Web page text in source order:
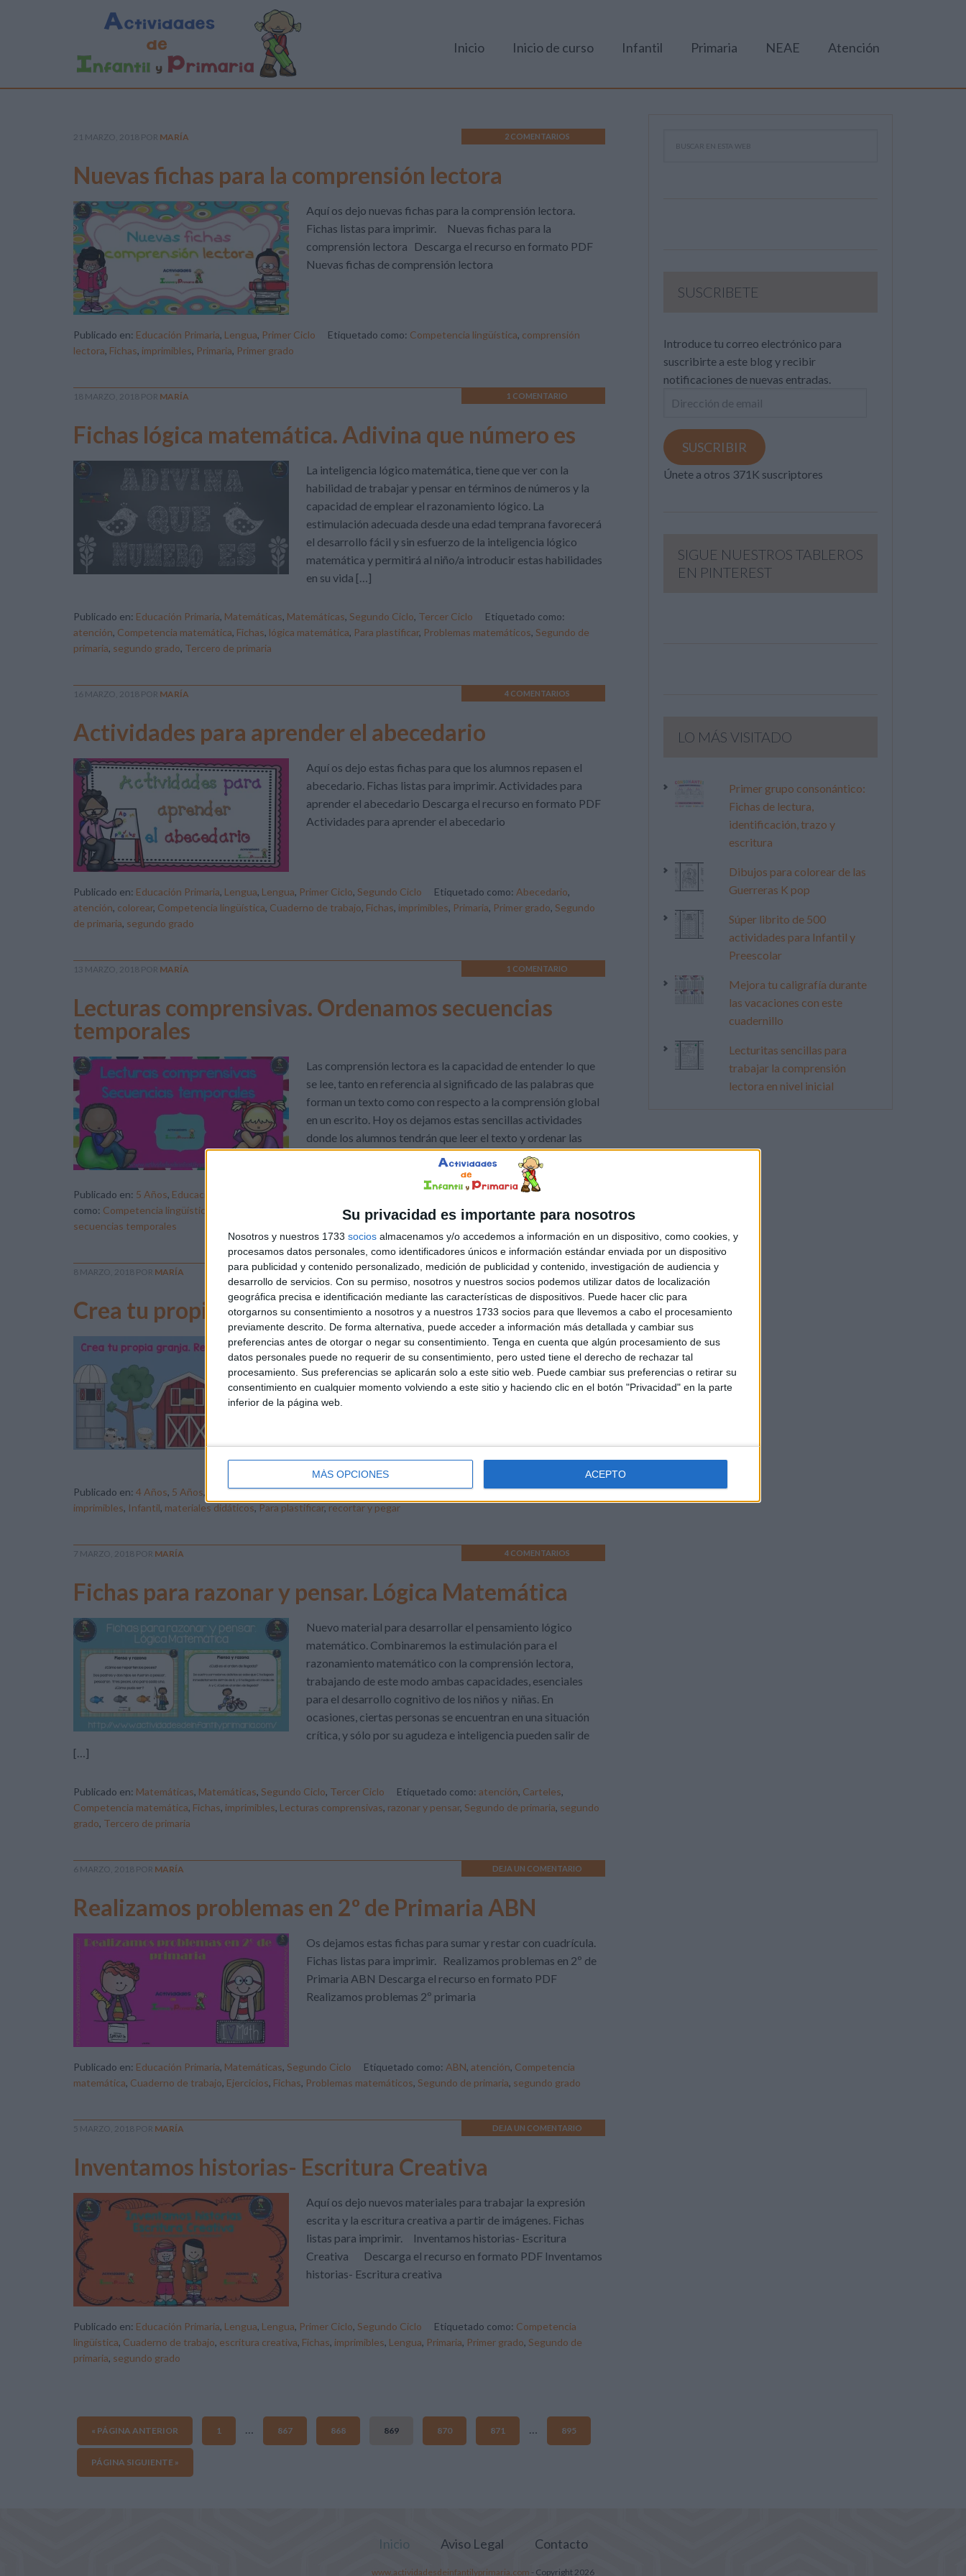
Su privacidad es importante para nosotros
Nosotros y nuestros 1733 socios almacenamos y/o accedemos a información en un dispositivo, como cookies, y
procesamos datos personales, como identificadores únicos e información estándar enviada por un dispositivo
para publicidad y contenido personalizado, medición de publicidad y contenido, investigación de audiencia y
desarrollo de servicios. Con su permiso, nosotros y nuestros socios podemos utilizar datos de localización
geográfica precisa e identificación mediante las características de dispositivos. Puede hacer clic para
otorgarnos su consentimiento a nosotros y a nuestros 1733 socios para que llevemos a cabo el procesamiento
previamente descrito. De forma alternativa, puede acceder a información más detallada y cambiar sus
preferencias antes de otorgar o negar su consentimiento. Tenga en cuenta que algún procesamiento de sus
datos personales puede no requerir de su consentimiento, pero usted tiene el derecho de rechazar tal
procesamiento. Sus preferencias se aplicarán solo a este sitio web. Puede cambiar sus preferencias o retirar su
consentimiento en cualquier momento volviendo a este sitio y haciendo clic en el botón "Privacidad" en la parte
inferior de la página web.
MÁS OPCIONES ACEPTO
Inicio Inicio de curso Infantil Primaria NEAE Atención
21 MARZO, 2018 POR MARÍA 2 COMENTARIOS
Nuevas fichas para la comprensión lectora
Aquí os dejo nuevas fichas para la comprensión lectora.
Fichas listas para imprimir. Nuevas fichas para la
comprensión lectora Descarga el recurso en formato PDF
Nuevas fichas de comprensión lectora
Publicado en: Educación Primaria, Lengua, Primer Ciclo Etiquetado como: Competencia lingüística, comprensión
lectora, Fichas, imprimibles, Primaria, Primer grado
18 MARZO, 2018 POR MARÍA 1 COMENTARIO
Fichas lógica matemática. Adivina que número es
La inteligencia lógico matemática, tiene que ver con la
habilidad de trabajar y pensar en términos de números y la
capacidad de emplear el razonamiento lógico. La
estimulación adecuada desde una edad temprana favorecerá
el desarrollo fácil y sin esfuerzo de la inteligencia lógico
matemática y permitirá al niño/a introducir estas habilidades
en su vida […]
Publicado en: Educación Primaria, Matemáticas, Matemáticas, Segundo Ciclo, Tercer Ciclo
Etiquetado como:
atención, Competencia matemática, Fichas, lógica matemática, Para plastificar, Problemas matemáticos, Segundo de
primaria, segundo grado, Tercero de primaria
16 MARZO, 2018 POR MARÍA 4 COMENTARIOS
Actividades para aprender el abecedario
Aquí os dejo estas fichas para que los alumnos repasen el
abecedario. Fichas listas para imprimir. Actividades para
aprender el abecedario Descarga el recurso en formato PDF
Actividades para aprender el abecedario
Publicado en: Educación Primaria, Lengua, Lengua, Primer Ciclo, Segundo Ciclo Etiquetado como: Abecedario,
atención, colorear, Competencia lingüística, Cuaderno de trabajo, Fichas, imprimibles, Primaria, Primer grado, Segundo
de primaria, segundo grado
13 MARZO, 2018 POR MARÍA 1 COMENTARIO
Lecturas comprensivas. Ordenamos secuencias
temporales
Las comprensión lectora es la capacidad de entender lo que
se lee, tanto en referencia al significado de las palabras que
forman un texto como con respecto a la comprensión global
en un escrito. Hoy os dejamos estas sencillas actividades
donde los alumnos tendrán que leer el texto y ordenar las
secuencias. Fichas listas para imprimir. Lecturas […]
Publicado en: 5 Años, Educación Infantil Primer Ciclo
Etiquetado
como: Competencia lingüística Lecturas comprensivas ,Lengua,Primaria,Primer grado,
secuencias temporales
8 MARZO, 2018 POR MARÍA 2 COMENTARIOS
Crea tu propia granja. Practicamos recortar y pegar
Hoy os presentamos estas divertidas fichas para crear una
granja. Los niños tienen que recortar y pegar las diferentes
partes de una granja. Fichas imprimibles en formato PDF
Crea tu propia granja. Practicamos recortar y pegar
Publicado en: 4 Años, 5 Años, Plástica y creatividad,Plástica y creatividad Etiquetado como:colorear,Decoración,
imprimibles, Infantil, materiales didáticos, Para plastificar, recortar y pegar
7 MARZO, 2018 POR MARÍA 4 COMENTARIOS
Fichas para razonar y pensar. Lógica Matemática
Nuevo material para desarrollar el pensamiento lógico
matemático. Combinaremos la estimulación para el
razonamiento matemático con la comprensión lectora,
trabajando de este modo ambas capacidades, esenciales
para el desarrollo cognitivo de los niños y niñas. En
ocasiones, ciertas personas se encuentran en una situación
crítica, y sólo por su agudeza e inteligencia pueden salir de
[…]
Publicado en: Matemáticas, Matemáticas, Segundo Ciclo, Tercer Ciclo Etiquetado como: atención, Carteles,
Competencia matemática, Fichas, imprimibles, Lecturas comprensivas, razonar y pensar, Segundo de primaria, segundo
grado, Tercero de primaria
6 MARZO, 2018 POR MARÍA DEJA UN COMENTARIO
Realizamos problemas en 2º de Primaria ABN
Os dejamos estas fichas para sumar y restar con cuadrícula.
Fichas listas para imprimir. Realizamos problemas en 2º de
Primaria ABN Descarga el recurso en formato PDF
Realizamos problemas 2º primaria
Publicado en: Educación Primaria, Matemáticas, Segundo Ciclo Etiquetado como: ABN, atención, Competencia
matemática, Cuaderno de trabajo, Ejercicios, Fichas, Problemas matemáticos, Segundo de primaria, segundo grado
5 MARZO, 2018 POR MARÍA DEJA UN COMENTARIO
Inventamos historias- Escritura Creativa
Aquí os dejo nuevos materiales para trabajar la expresión
escrita y la escritura creativa a partir de imágenes. Fichas
listas para imprimir. Inventamos historias- Escritura
Creativa Descarga el recurso en formato PDF Inventamos
historias- Escritura creativa
Publicado en: Educación Primaria, Lengua, Lengua, Primer Ciclo, Segundo Ciclo Etiquetado como: Competencia
lingüística, Cuaderno de trabajo, escritura creativa, Fichas, imprimibles, Lengua, Primaria, Primer grado, Segundo de
primaria, segundo grado
« PÁGINA ANTERIOR 1 … 867 868 869 870 871 … 895
PÁGINA SIGUIENTE »
SUSCRIBETE
Introduce tu correo electrónico para
suscribirte a este blog y recibir
notificaciones de nuevas entradas.
Dirección
email
SUSCRIBIR
Únete a otros 371K suscriptores
SIGUE NUESTROS TABLEROS
EN PINTEREST
LO MÁS VISITADO
Primer grupo consonántico:
Fichas de lectura,
identificación, trazo y
escritura
Dibujos para colorear de las
Guerreras K pop
Súper librito de 500
actividades para Infantil y
Preescolar
Mejora tu caligrafía durante
las vacaciones con este
cuadernillo
Lecturitas sencillas para
trabajar la comprensión
lectora en nivel inicial
Inicio Aviso Legal Contacto
www.actividadesdeinfantilyprimaria.com - Copyright 2026